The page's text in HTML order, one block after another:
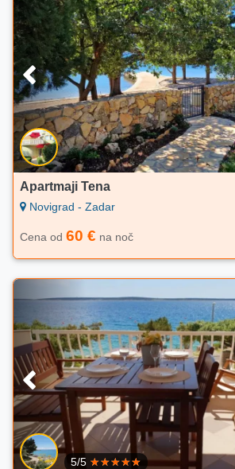
Apartmaji Tena
Novigrad - Zadar
Cena od 60 € na noč
5/5